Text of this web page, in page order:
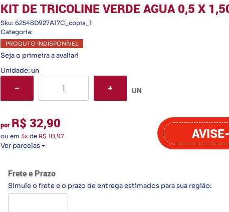
KIT DE TRICOLINE VERDE AGUA 0,5 X
Sku: 62548D927A17C_copia_1
Categoria:
PRODUTO INDISPONÍVEL
Seja o primeira a avaliar!
Unidade: un
UN
por R$ 32,90
ou em 3xde R$ 10,97
Ver parcelas
Frete e Prazo
Simule o frete e o prazo de entrega estimados para sua região: